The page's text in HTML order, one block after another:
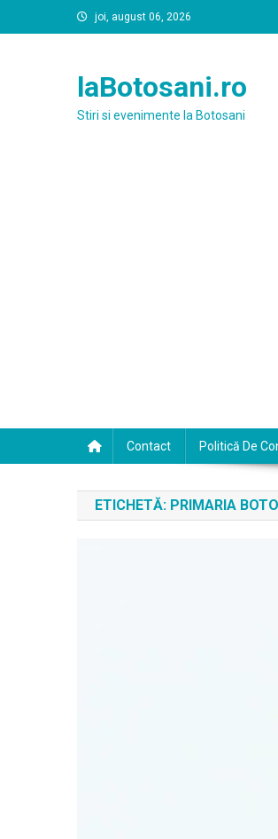
to
joi, august 06, 2026
laBotosani.ro
Stiri si evenimente la Botosani
Contact Politică De
ETICHETĂ: PRIMARIA